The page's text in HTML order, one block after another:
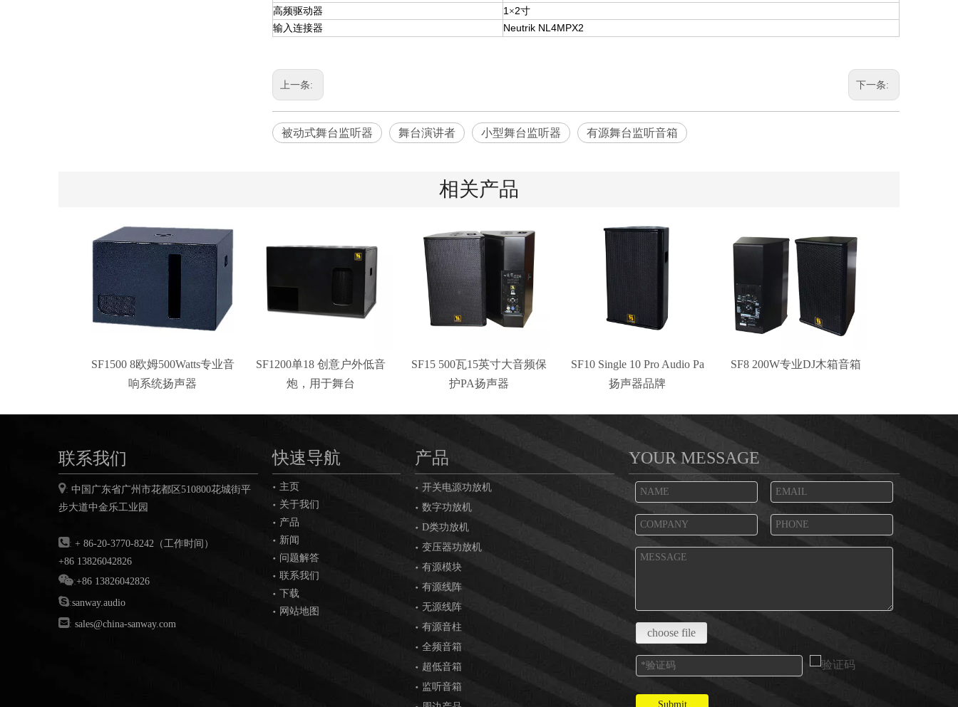
高频驱动器
1 ×2寸
输入连接器
Neutrik NL4MPX2
上一条: 下一条:
被动式舞台监听器 舞台演讲者 小型舞台监听器 有源舞台监听音箱
相关产品
SF1500 8欧姆500Watts专业音
响系统扬声器
SF1200单18 创意户外低音
炮，用于舞台
SF15 500瓦15英寸大音频保
护PA扬声器
SF10 Single 10 Pro Audio Pa
扬声器品牌
SF8 200W专业DJ木箱音箱
联系我们
: 中国广东省广州市花都区510800花城街平
步大道中金乐工业园
: + 86-20-3770-8242（工作时间）
+86 13826042826
:+86 13826042826
:sanway.audio
: sales@china-sanway.com
快速导航
主页
关于我们
产品
新闻
问题解答
联系我们
下载
网站地图
产品
开关电源功放机
数字功放机
D类功放机
变压器功放机
有源模块
有源线阵
无源线阵
有源音柱
全频音箱
超低音箱
监听音箱
YOUR MESSAGE
choose file
Submit